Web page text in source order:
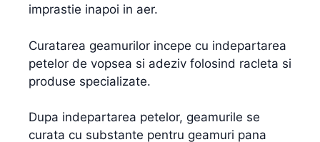
imprastie inapoi in aer.
Curatarea geamurilor incepe cu indepartarea
petelor de vopsea si adeziv folosind racleta si
produse specializate.
Dupa indepartarea petelor, geamurile se
curata cu substante pentru geamuri pana